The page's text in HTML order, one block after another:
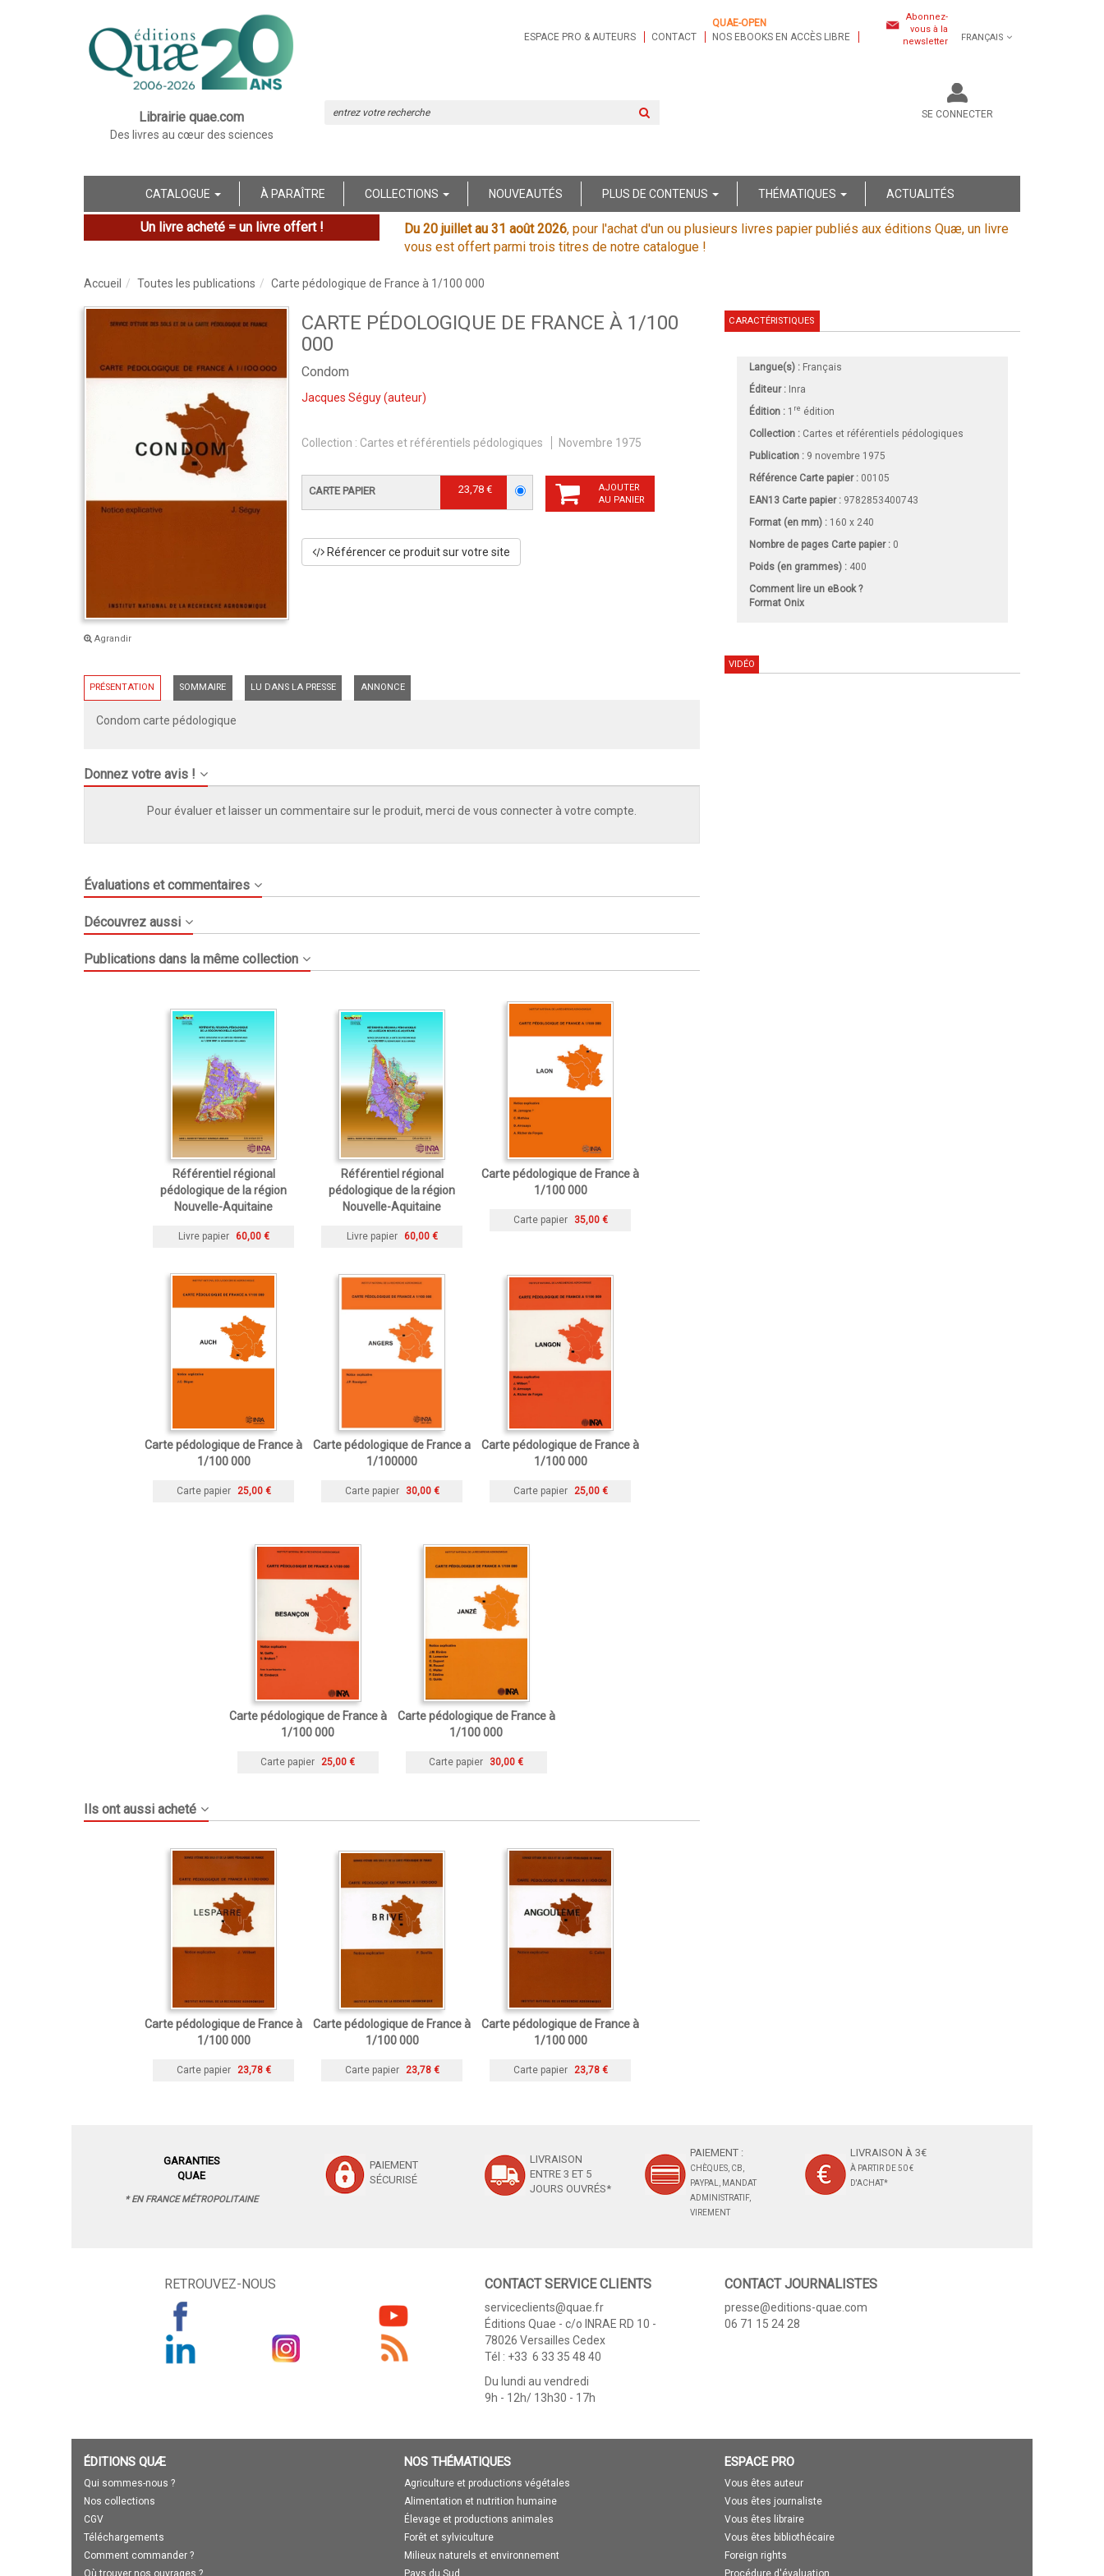
Librairie quae.com
Des livres au cœur des sciences
ESPACE PRO & AUTEURS CONTACT
QUAE-OPEN
NOS EBOOKS EN ACCÈS LIBRE
Abonnez-
vous à la
newsletter
FRANÇAIS
SE CONNECTER
CATALOGUE À PARAÎTRE COLLECTIONS NOUVEAUTÉS PLUS DE CONTENUS THÉMATIQUES ACTUALITÉS
Un livre acheté = un livre offert ! Du 20 juillet au 31 août 2026, pour l'achat d'un ou plusieurs livres papier publiés aux éditions Quæ, un livre
vous est offert parmi trois titres de notre catalogue !
Accueil Toutes les publications Carte pédologique de France à 1/100 000
Agrandir
CARTE PÉDOLOGIQUE DE FRANCE À 1/100
000
Condom
Jacques Séguy(auteur)
Collection : Cartes et référentiels pédologiques Novembre 1975
CARTE PAPIER 23,78 €
AJOUTER
AU PANIER
Référencer ce produit sur votre site
PRÉSENTATION SOMMAIRE LU DANS LA PRESSE ANNONCE
Condom carte pédologique
Donnez votre avis !
Pour évaluer et laisser un commentaire sur le produit, merci de vous connecter à votre compte.
Évaluations et commentaires
Découvrez aussi
Publications dans la même collection
Référentiel régional
pédologique de la région
Nouvelle-Aquitaine
Livre papier 60,00 €
Référentiel régional
pédologique de la région
Nouvelle-Aquitaine
Livre papier 60,00 €
Carte pédologique de France à
1/100 000
Carte papier 35,00 €
Carte pédologique de France à
1/100 000
Carte papier 25,00 €
Carte pédologique de France a
1/100000
Carte papier 30,00 €
Carte pédologique de France à
1/100 000
Carte papier 25,00 €
Carte pédologique de France à
1/100 000
Carte papier 25,00 €
Carte pédologique de France à
1/100 000
Carte papier 30,00 €
Ils ont aussi acheté
Carte pédologique de France à
1/100 000
Carte papier 23,78 €
Carte pédologique de France à
1/100 000
Carte papier 23,78 €
Carte pédologique de France à
1/100 000
Carte papier 23,78 €
CARACTÉRISTIQUES
Langue(s) : Français
Éditeur : Inra
Édition : 1 re édition
Collection : Cartes et référentiels pédologiques
Publication : 9 novembre 1975
Référence Carte papier : 00105
EAN13 Carte papier : 9782853400743
Format (en mm) : 160 x 240
Nombre de pages Carte papier: 0
Poids (en grammes) : 400
Comment lire un eBook ?
Format Onix
VIDÉO
GARANTIES
QUAE
* EN FRANCE MÉTROPOLITAINE
PAIEMENT
SÉCURISÉ
LIVRAISON
ENTRE 3 ET 5
JOURS OUVRÉS*
PAIEMENT :
CHÈQUES, CB,
PAYPAL, MANDAT
ADMINISTRATIF,
VIREMENT
LIVRAISON À 3€
À PARTIR DE 50 €
D'ACHAT*
RETROUVEZ-NOUS CONTACT SERVICE CLIENTS
serviceclients@quae.fr
Éditions Quae - c/o INRAE RD 10 -
78026 Versailles Cedex
Tél : +33 6 33 35 48 40
Du lundi au vendredi
9h - 12h/ 13h30 - 17h
CONTACT JOURNALISTES
presse@editions-quae.com
06 71 15 24 28
ÉDITIONS QUÆ
Qui sommes-nous ?
Nos collections
CGV
Téléchargements
Comment commander ?
Où trouver nos ouvrages ?
NOS THÉMATIQUES
Agriculture et productions végétales
Alimentation et nutrition humaine
Élevage et productions animales
Forêt et sylviculture
Milieux naturels et environnement
Pays du Sud
ESPACE PRO
Vous êtes auteur
Vous êtes journaliste
Vous êtes libraire
Vous êtes bibliothécaire
Foreign rights
Procédure d'évaluation